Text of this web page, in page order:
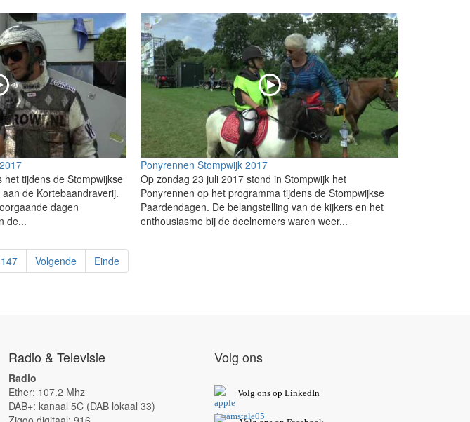
tijdens de Stompwijkse
de Kortebaandraverij.
dagen
de...
Ponyrennen Stompwijk 2017
Op zondag 23 juli 2017 stond in Stompwijk het
Ponyrennen op het programma tijdens de Stompwijkse
Paardendagen. De belangstelling van de kijkers en het
enthousiasme bij de deelnemers waren weer...
147 Volgende Einde
Radio & Televisie
Radio
Ether: 107.2 Mhz
DAB+: kanaal 5C (DAB lokaal 33)
Volg ons
Volg ons op LinkedIn